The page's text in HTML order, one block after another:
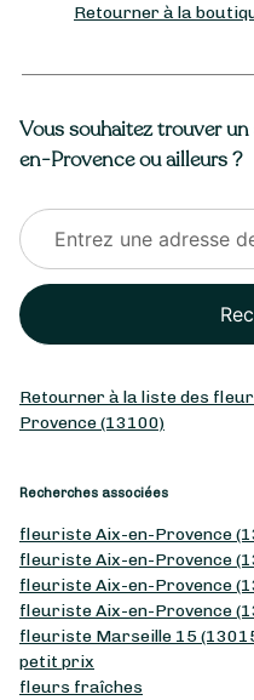
Retourner à la
Vous souhaitez trouver
en-Provence ou ailleurs ?
Retourner à la liste des
Provence (13100)
Recherches associées
fleuriste Aix-en-Provence
fleuriste Aix-en-Provence
fleuriste Aix-en-Provence
fleuriste Aix-en-Provence
fleuriste Marseille 15
petit prix
fleurs fraîches